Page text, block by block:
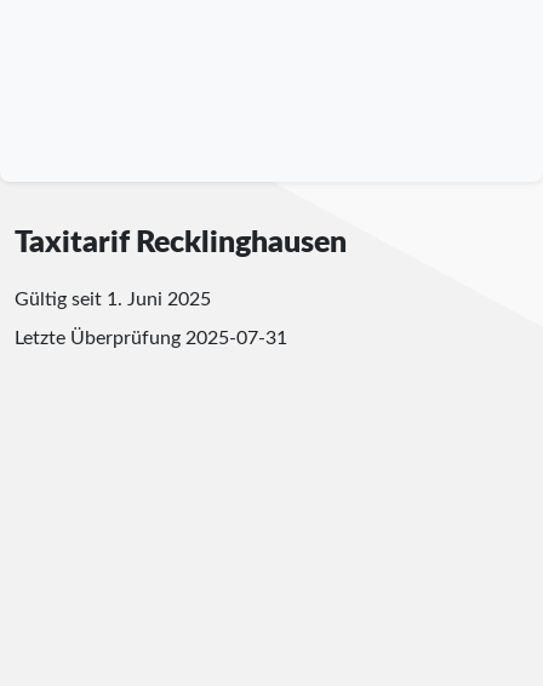
Taxitarif Recklinghausen
Gültig seit 1. Juni 2025
Letzte Überprüfung 2025-07-31